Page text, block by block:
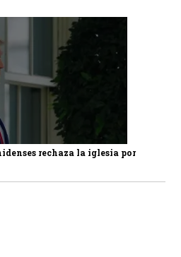
rechaza la iglesia por